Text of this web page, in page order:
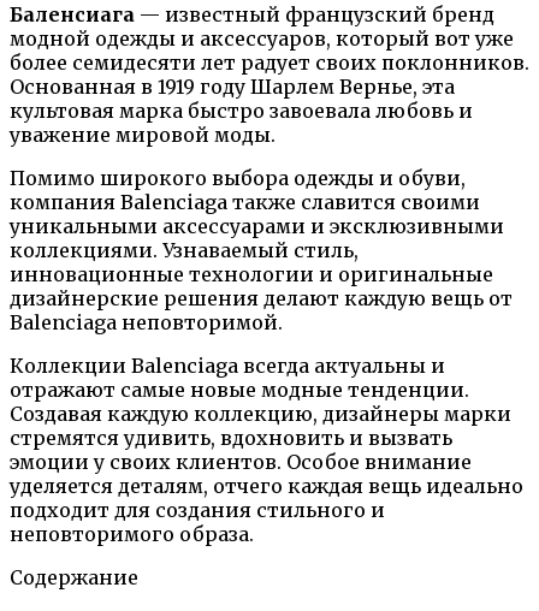
Баленсиага — известный французский бренд
модной одежды и аксессуаров, который вот уже
более семидесяти лет радует своих поклонников.
Основанная в 1919 году Шарлем Вернье, эта
культовая марка быстро завоевала любовь и
уважение мировой моды.
Помимо широкого выбора одежды и обуви,
компания Balenciaga также славится своими
уникальными аксессуарами и эксклюзивными
коллекциями. Узнаваемый стиль,
инновационные технологии и оригинальные
дизайнерские решения делают каждую вещь от
Balenciaga неповторимой.
Коллекции Balenciaga всегда актуальны и
отражают самые новые модные тенденции.
Создавая каждую коллекцию, дизайнеры марки
стремятся удивить, вдохновить и вызвать
эмоции у своих клиентов. Особое внимание
уделяется деталям, отчего каждая вещь идеально
подходит для создания стильного и
неповторимого образа.
Содержание